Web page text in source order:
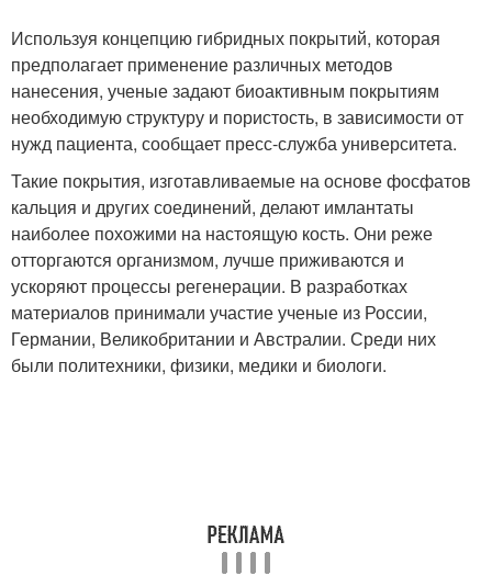
Используя концепцию гибридных покрытий, которая
предполагает применение различных методов
нанесения, ученые задают биоактивным покрытиям
необходимую структуру и пористость, в зависимости от
нужд пациента, сообщает пресс-служба университета.
Такие покрытия, изготавливаемые на основе фосфатов
кальция и других соединений, делают имлантаты
наиболее похожими на настоящую кость. Они реже
отторгаются организмом, лучше приживаются и
ускоряют процессы регенерации. В разработках
материалов принимали участие ученые из России,
Германии, Великобритании и Австралии. Среди них
были политехники, физики, медики и биологи.